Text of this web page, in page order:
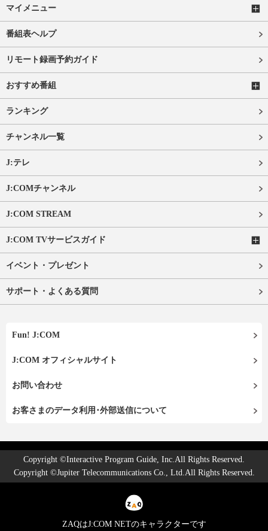
マイメニュー
番組表ヘルプ
リモート録画予約ガイド
おすすめ番組
ランキング
チャンネル一覧
J:テレ
J:COMチャンネル
J:COM STREAM
J:COM TVサービスガイド
イベント・プレゼント
サポート・よくある質問
Fun! J:COM
J:COM オフィシャルサイト
お問い合わせ
お客さまのデータ利用･外部送信について
Copyright ©Interactive Program Guide, Inc.All Rights Reserved.
Copyright ©Jupiter Telecommunications Co., Ltd.All Rights Reserved.
ZAQはJ:COM NETのキャラクターです